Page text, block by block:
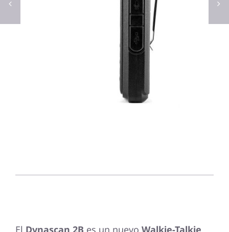
El Dynascan 2B es un nuevo Walkie-Talkie